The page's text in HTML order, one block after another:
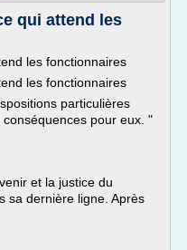
qui attend les
les fonctionnaires
les fonctionnaires
particulières
pour eux. "
et la justice du
sa dernière ligne. Après